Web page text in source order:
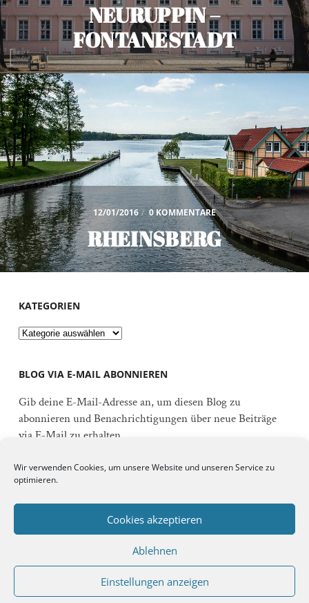
Wir verwenden Cookies, um unsere Website und unseren Service zu
optimieren.
Cookies akzeptieren
Ablehnen
Einstellungen anzeigen
NEURUPPIN –
FONTANESTADT
12/01/2016 / 0 KOMMENTARE
RHEINSBERG
KATEGORIEN
Kategorien
BLOG VIA E-MAIL ABONNIEREN
Gib deine E-Mail-Adresse an, um diesen Blog zu
abonnieren und Benachrichtigungen über neue Beiträge
via E-Mail zu erhalten.
Mail-
Adresse
Schließe dich 92 anderen Abonnenten an